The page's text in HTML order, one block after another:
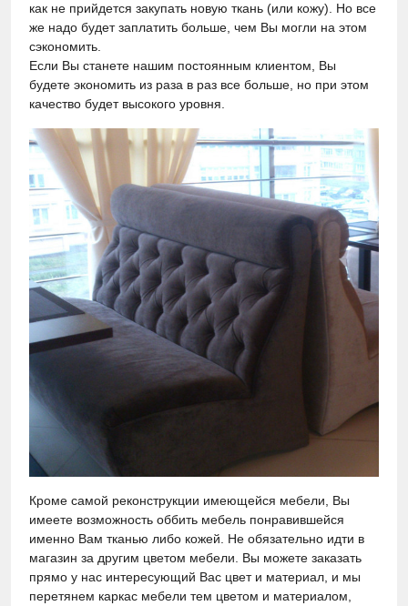
как не прийдется закупать новую ткань (или кожу). Но все
же надо будет заплатить больше, чем Вы могли на этом
сэкономить.
Если Вы станете нашим постоянным клиентом, Вы
будете экономить из раза в раз все больше, но при этом
качество будет высокого уровня.
Кроме самой реконструкции имеющейся мебели, Вы
имеете возможность оббить мебель понравившейся
именно Вам тканью либо кожей. Не обязательно идти в
магазин за другим цветом мебели. Вы можете заказать
прямо у нас интересующий Вас цвет и материал, и мы
перетянем каркас мебели тем цветом и материалом,